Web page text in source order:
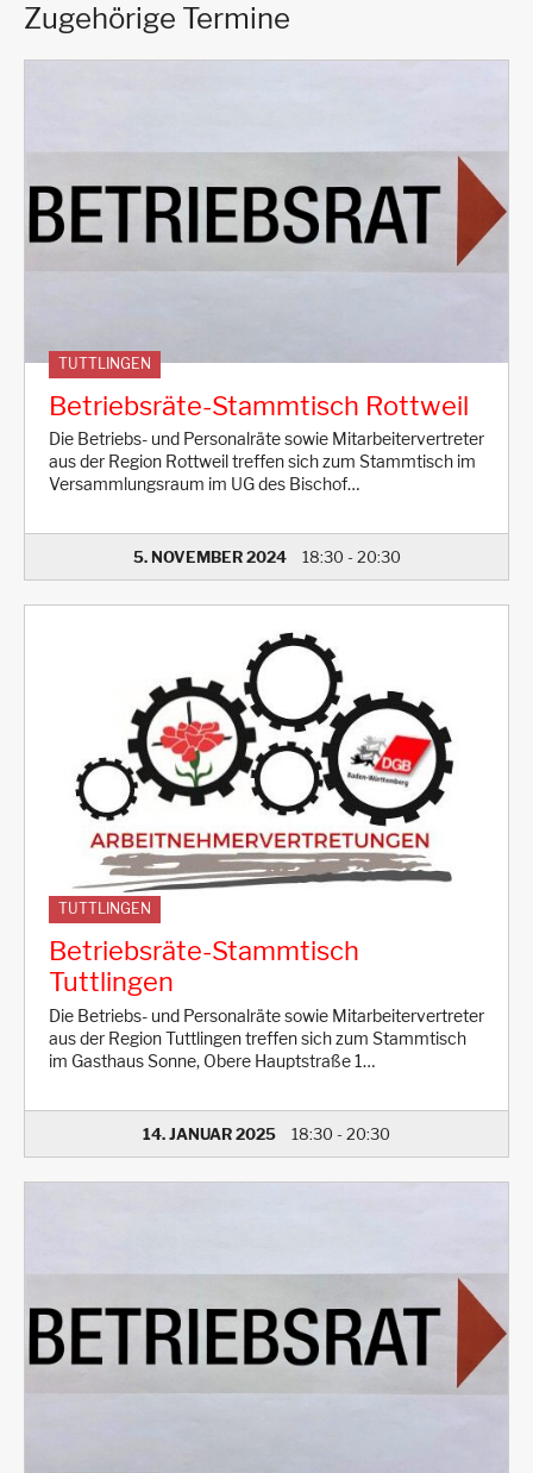
Zugehörige Termine
TUTTLINGEN
Betriebsräte-Stammtisch Rottweil
Die Betriebs- und Personalräte sowie Mitarbeitervertreter
aus der Region Rottweil treffen sich zum Stammtisch im
Versammlungsraum im UG des Bischof…
5. NOVEMBER 2024 18:30 - 20:30
TUTTLINGEN
Betriebsräte-Stammtisch
Tuttlingen
Die Betriebs- und Personalräte sowie Mitarbeitervertreter
aus der Region Tuttlingen treffen sich zum Stammtisch
im Gasthaus Sonne, Obere Hauptstraße 1…
14. JANUAR 2025 18:30 - 20:30